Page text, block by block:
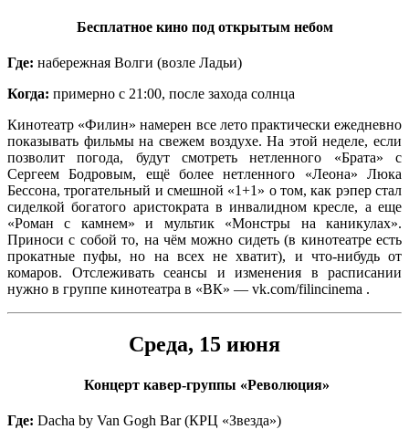
Бесплатное кино под открытым небом
Где: набережная Волги (возле Ладьи)
Когда: примерно с 21:00, после захода солнца
Кинотеатр «Филин» намерен все лето практически ежедневно
показывать фильмы на свежем воздухе. На этой неделе, если
позволит погода, будут смотреть нетленного «Брата» с
Сергеем Бодровым, ещё более нетленного «Леона» Люка
Бессона, трогательный и смешной «1+1» о том, как рэпер стал
сиделкой богатого аристократа в инвалидном кресле, а еще
«Роман с камнем» и мультик «Монстры на каникулах».
Приноси с собой то, на чём можно сидеть (в кинотеатре есть
прокатные пуфы, но на всех не хватит), и что-нибудь от
комаров. Отслеживать сеансы и изменения в расписании
нужно в группе кинотеатра в «ВК» — vk.com/filincinema .
Среда, 15 июня
Концерт кавер-группы «Революция»
Где: Dacha by Van Gogh Bar (КРЦ «Звезда»)